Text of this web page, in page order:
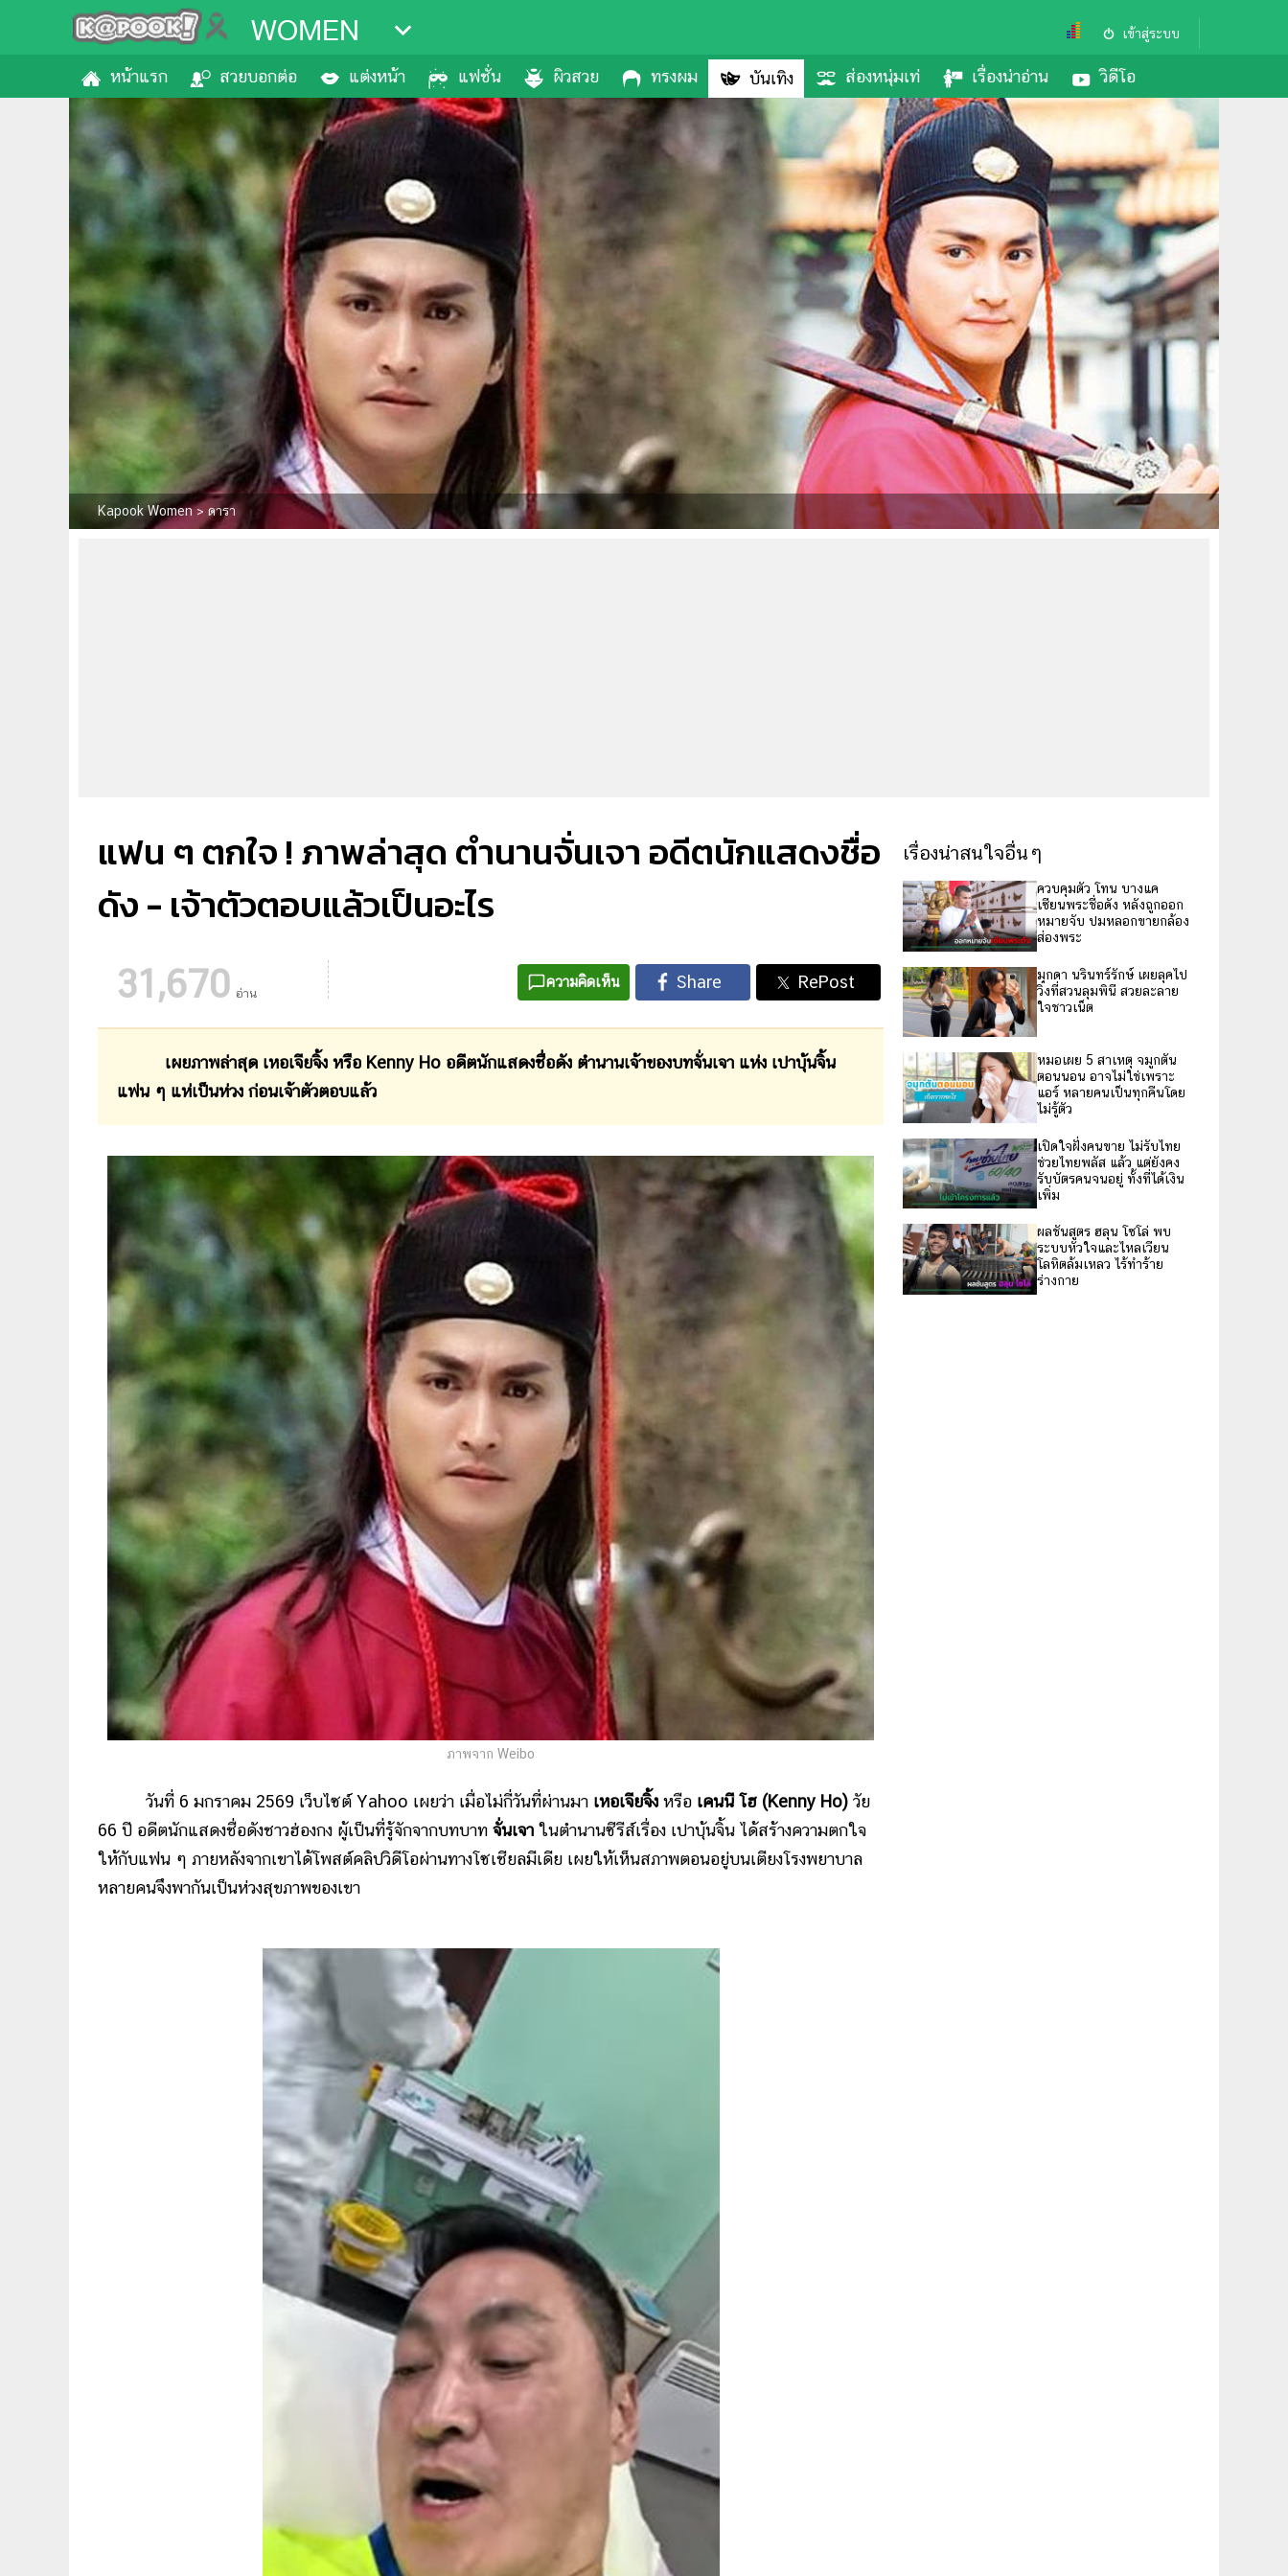
WOMEN เข้าสู่ระบบ
หน้าแรก สวยบอกต่อ แต่งหน้า แฟชั่น ผิวสวย ทรงผม บันเทิง ส่องหนุ่มเท่ เรื่องน่าอ่าน วิดีโอ
Kapook Women> ดารา
แฟน ๆ ตกใจ ! ภาพล่าสุด ตำนานจั่นเจา อดีตนักแสดงชื่อ
ดัง - เจ้าตัวตอบแล้วเป็นอะไร
31,670 อ่าน
ความคิดเห็น
เผยภาพล่าสุด เหอเจียจิ้ง หรือ Kenny Ho อดีตนักแสดงชื่อดัง ตำนานเจ้าของบทจั่นเจา แห่ง เปาบุ้นจิ้น
แฟน ๆ แห่เป็นห่วง ก่อนเจ้าตัวตอบแล้ว
ภาพจาก Weibo
วันที่ 6 มกราคม 2569 เว็บไซต์ Yahoo เผยว่า เมื่อไม่กี่วันที่ผ่านมา เหอเจียจิ้ง หรือ เคนนี โฮ (Kenny Ho) วัย
66 ปี อดีตนักแสดงชื่อดังชาวฮ่องกง ผู้เป็นที่รู้จักจากบทบาท จั่นเจา ในตำนานซีรีส์เรื่อง เปาบุ้นจิ้น ได้สร้างความตกใจ
ให้กับแฟน ๆ ภายหลังจากเขาได้โพสต์คลิปวิดีโอผ่านทางโซเชียลมีเดีย เผยให้เห็นสภาพตอนอยู่บนเตียงโรงพยาบาล
หลายคนจึงพากันเป็นห่วงสุขภาพของเขา
เรื่องน่าสนใจอื่นๆ
ควบคุมตัว โทน บางแค
เซียนพระชื่อดัง หลังถูกออก
หมายจับ ปมหลอกขายกล้อง
ส่องพระ
มุกดา นรินทร์รักษ์ เผยลุคไป
วิ่งที่สวนลุมพินี สวยละลาย
ใจชาวเน็ต
หมอเผย 5 สาเหตุ จมูกตัน
ตอนนอน อาจไม่ใช่เพราะ
แอร์ หลายคนเป็นทุกคืนโดย
ไม่รู้ตัว
เปิดใจฝั่งคนขาย ไม่รับไทย
ช่วยไทยพลัส แล้ว แต่ยังคง
รับบัตรคนจนอยู่ ทั้งที่ได้เงิน
เพิ่ม
ผลชันสูตร ฮลุน โซโล่ พบ
ระบบหัวใจและไหลเวียน
โลหิตล้มเหลว ไร้ทำร้าย
ร่างกาย